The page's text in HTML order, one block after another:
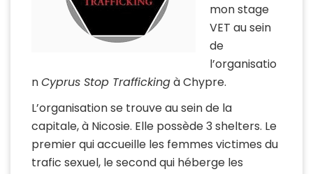
mon stage
VET au sein
de
l’organisatio
nCyprus Stop Traffickingà Chypre.
L’organisation se trouve au sein de la
capitale, à Nicosie. Elle possède 3 shelters. Le
premier qui accueille les femmes victimes du
trafic sexuel, le second qui héberge les